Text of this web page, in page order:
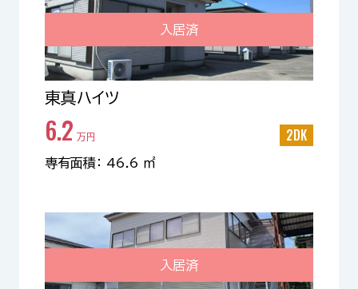
入居済
東真ハイツ
6.2 万円 2DK
専有面積： 46.6 ㎡
入居済